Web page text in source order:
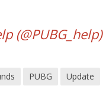
(@PUBG_help)
PUBG Update